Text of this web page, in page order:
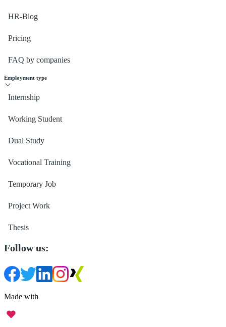
HR-Blog
Pricing
FAQ by companies
Employment type
Internship
Working Student
Dual Study
Vocational Training
Temporary Job
Project Work
Thesis
Follow us:
Made with